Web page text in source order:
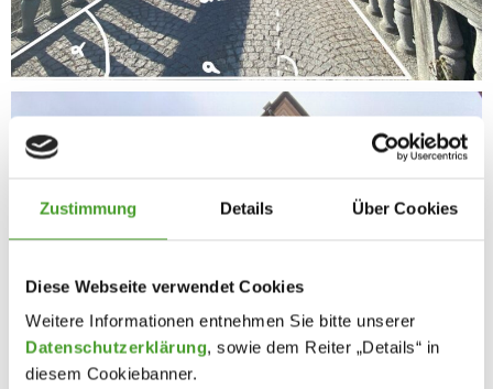
Zustimmung Details Über Cookies
Diese Webseite verwendet Cookies
Weitere Informationen entnehmen Sie bitte unserer
Datenschutzerklärung, sowie dem Reiter „Details“ in
diesem Cookiebanner.